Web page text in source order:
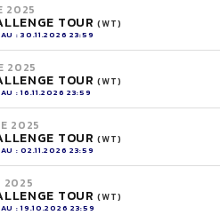
2025
TOUR(WT)
: 30.11.2026 23:59
2025
TOUR(WT)
: 16.11.2026 23:59
2025
TOUR(WT)
: 02.11.2026 23:59
2025
TOUR(WT)
: 19.10.2026 23:59